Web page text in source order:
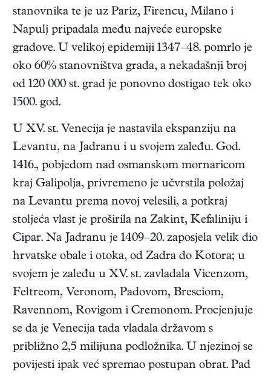
stanovnika te je uz Pariz, Firencu, Milano i
Napulj pripadala među najveće europske
gradove. U velikoj epidemiji 1347–48. pomrlo je
oko 60% stanovništva grada, a nekadašnji broj
od 120 000 st. grad je ponovno dostigao tek oko
1500. god.
U XV. st. Venecija je nastavila ekspanziju na
Levantu, na Jadranu i u svojem zaleđu. God.
1416., pobjedom nad osmanskom mornaricom
kraj Galipolja, privremeno je učvrstila položaj
na Levantu prema novoj velesili, a potkraj
stoljeća vlast je proširila na Zakint, Kefaliniju i
Cipar. Na Jadranu je 1409–20. zaposjela velik dio
hrvatske obale i otoka, od Zadra do Kotora; u
svojem je zaleđu u XV. st. zavladala Vicenzom,
Feltreom, Veronom, Padovom, Bresciom,
Ravennom, Rovigom i Cremonom. Procjenjuje
se da je Venecija tada vladala državom s
približno 2,5 milijuna podložnika. U njezinoj se
povijesti ipak već spremao postupan obrat. Pad